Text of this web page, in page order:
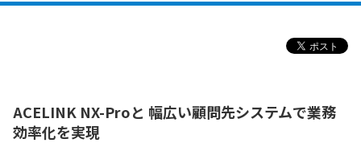
ACELINK NX-Proと 幅広い顧問先システムで業務
効率化を実現